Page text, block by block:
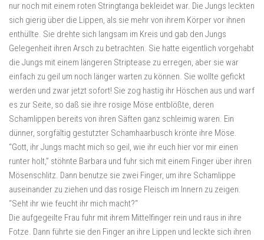
nur noch mit einem roten Stringtanga bekleidet war. Die Jungs leckten
sich gierig über die Lippen, als sie mehr von ihrem Körper vor ihnen
enthüllte. Sie drehte sich langsam im Kreis und gab den Jungs
Gelegenheit ihren Arsch zu betrachten. Sie hatte eigentlich vorgehabt
die Jungs mit einem längeren Striptease zu erregen, aber sie war
einfach zu geil um noch länger warten zu können. Sie wollte gefickt
werden und zwar jetzt sofort! Sie zog hastig ihr Höschen aus und warf
es zur Seite, so daß sie ihre rosige Möse entblößte, deren
Schamlippen bereits von ihren Säften ganz schleimig waren. Ein
dünner, sorgfältig gestutzter Schamhaarbusch krönte ihre Möse.
“Gott, ihr Jungs macht mich so geil, wie ihr euch hier vor mir einen
runter holt,” stöhnte Barbara und fuhr sich mit einem Finger über ihren
Mösenschlitz. Dann benutze sie zwei Finger, um ihre Schamlippe
auseinander zu ziehen und das rosige Fleisch im Innern zu zeigen.
“Seht ihr wie feucht ihr mich macht?“
Die aufgegeilte Frau fuhr mit ihrem Mittelfinger rein und raus in ihre
Fotze. Dann führte sie den Finger an ihre Lippen und leckte sich ihren